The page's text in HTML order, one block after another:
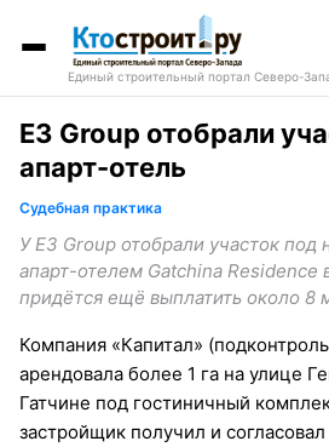
Единый строительный портал Северо-
E3 Group отобрали
апарт-отель
Судебная практика
У E3 Group отобрали участок под
апарт-отелем Gatchina Residencе
придётся ещё выплатить около 8
Компания «Капитал»
арендовала более 1 га на улице
Гатчине под гостиничный
застройщик получил и